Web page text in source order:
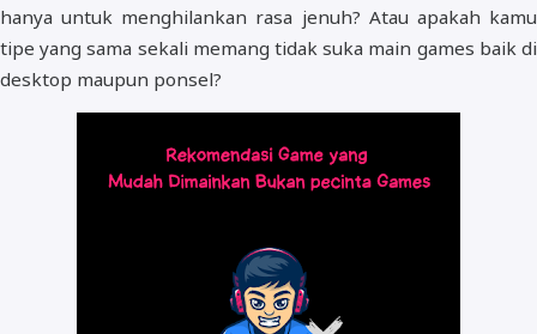
hanya untuk menghilankan rasa jenuh? Atau apakah kamu
tipe yang sama sekali memang tidak suka main games baik di
desktop maupun ponsel?